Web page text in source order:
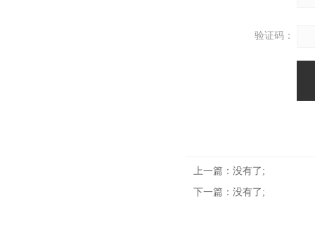
验证码：
上一篇：没有了;
下一篇：没有了;